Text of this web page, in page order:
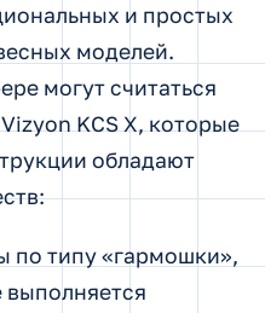
и простых
моделей.
могут считаться
KCS X, которые
обладают
по типу «гармошки»,